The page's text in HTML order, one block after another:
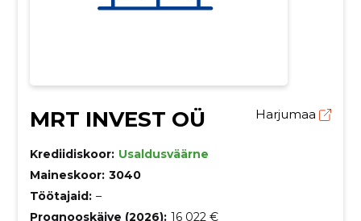
MRT INVEST OÜ Harjumaa
Krediidiskoor: Usaldusväärne
Maineskoor: 3040
Töötajaid: –
Prognooskäive (2026): 16 022 €